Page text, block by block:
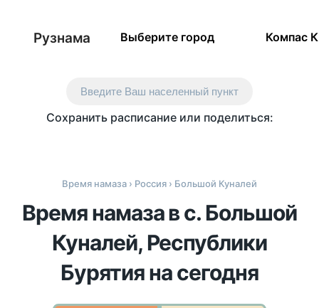
Рузнама Выберите город Компас
Введите Ваш населенный пункт
Сохранить расписание или поделиться:
Время намаза › Россия › Большой Куналей
Время намаза в с. Большой
Куналей, Республики
Бурятия на сегодня